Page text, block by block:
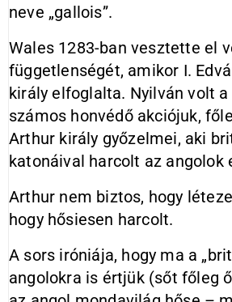
neve „gallois”.
Wales 1283-ban vesztette el
függetlenségét, amikor I.
király elfoglalta. Nyilván volt
számos honvédő akciójuk,
Arthur király győzelmei, aki
katonáival harcolt az angolok
Arthur nem biztos, hogy
hogy hősiesen harcolt.
A sors iróniája, hogy ma a
angolokra is értjük (sőt főleg